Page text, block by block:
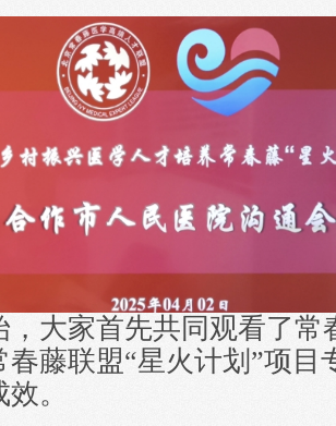
，大家首先共同观看了常
春藤联盟“星火计划”项目
。